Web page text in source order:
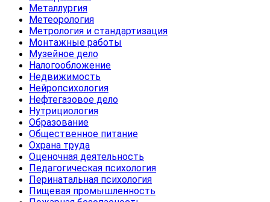
Металлургия
Метеорология
Метрология и стандартизация
Монтажные работы
Музейное дело
Налогообложение
Недвижимость
Нейропсихология
Нефтегазовое дело
Нутрициология
Образование
Общественное питание
Охрана труда
Оценочная деятельность
Педагогическая психология
Перинатальная психология
Пищевая промышленность